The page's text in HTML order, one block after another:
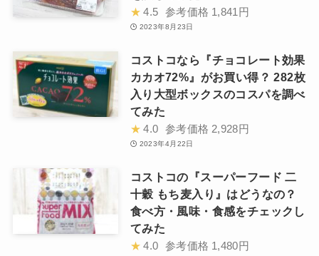
★ 4.5 参考価格 1,841円
2023年8月23日
コストコなら『チョコレート効果
カカオ72%』がお買い得？ 282枚
入り大型ボックスのコスパを調べ
てみた
★ 4.0 参考価格 2,928円
2023年4月22日
コストコの『スーパーフード 二
十穀 もち麦入り』はどうなの？
食べ方・風味・食感をチェックし
てみた
★ 4.0 参考価格 1,480円